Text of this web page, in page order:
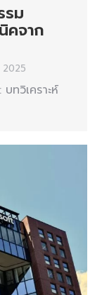
รม
คจาก
2025
ทวิเคราะห์